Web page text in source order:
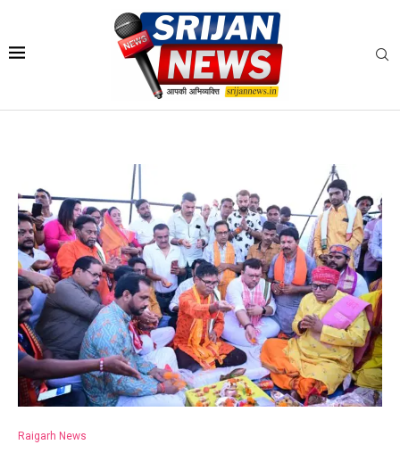
Raigarh News